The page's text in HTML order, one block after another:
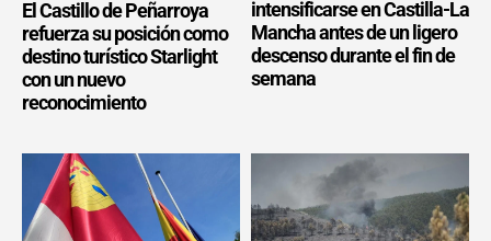
El Castillo de Peñarroya
refuerza su posición como
destino turístico Starlight
con un nuevo
reconocimiento
intensificarse en Castilla-La
Mancha antes de un ligero
descenso durante el fin de
semana